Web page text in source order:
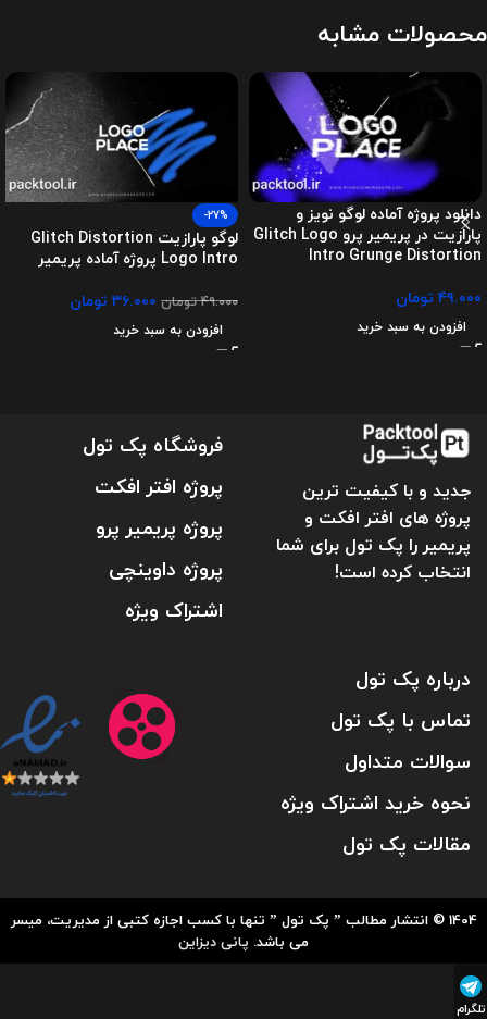
محصولات مشابه
دانلود پروژه آماده لوگو نویز و
پارازیت در پریمیر پرو Glitch Logo
Intro Grunge Distortion
۴۹.۰۰۰ تومان
افزودن به سبد خرید
-27%
لوگو پارازیت Glitch Distortion
Logo Intro پروژه آماده پریمیر
۴۹.۰۰۰تومان ۳۶.۰۰۰ تومان
افزودن به سبد خرید
جدید و با کیفیت ترین
پروژه های افتر افکت و
پریمیر را پک تول برای شما
انتخاب کرده است!
فروشگاه پک تول
پروژه افتر افکت
پروژه پریمیر پرو
پروژه داوینچی
اشتراک ویژه
درباره پک تول
تماس با پک تول
سوالات متداول
نحوه خرید اشتراک ویژه
مقالات پک تول
1404 © انتشار مطالب ” پک تول ” تنها با کسب اجازه کتبی از مدیریت، میسر
می باشد. پانی دیزاین
تلگرام